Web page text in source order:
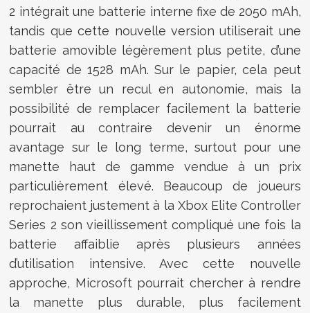
2 intégrait une batterie interne fixe de 2050 mAh,
tandis que cette nouvelle version utiliserait une
batterie amovible légèrement plus petite, d’une
capacité de 1528 mAh. Sur le papier, cela peut
sembler être un recul en autonomie, mais la
possibilité de remplacer facilement la batterie
pourrait au contraire devenir un énorme
avantage sur le long terme, surtout pour une
manette haut de gamme vendue à un prix
particulièrement élevé. Beaucoup de joueurs
reprochaient justement à la Xbox Elite Controller
Series 2 son vieillissement compliqué une fois la
batterie affaiblie après plusieurs années
d’utilisation intensive. Avec cette nouvelle
approche, Microsoft pourrait chercher à rendre
la manette plus durable, plus facilement